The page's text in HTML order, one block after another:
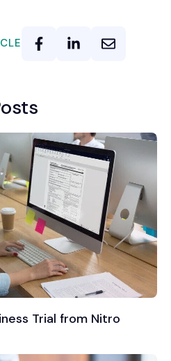
Trial from Nitro